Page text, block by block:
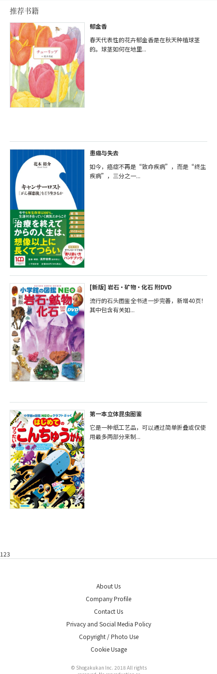
推荐书籍
郁金香
春天代表性的花卉郁金香是在秋天种植球茎
的。球茎如何在地里...
患癌与失去
如今，癌症不再是“致命疾病”，而是“终生
疾病”，三分之一...
[新版] 岩石・矿物・化石 附DVD
流行的石头图鉴全书进一步完善，新增40页！
其中包含有关如...
第一本立体昆虫图鉴
它是一种纸工艺品，可以通过简单折叠或仅使
用最多两部分来制...
123
About Us
Company Profile
Contact Us
Privacy and Social Media Policy
Copyright / Photo Use
Cookie Usage
© Shogakukan Inc. 2018 All rights